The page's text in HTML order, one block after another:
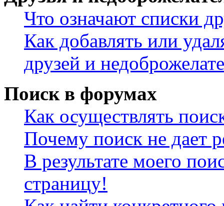
Что означают списки
Как добавлять или
друзей и
Поиск в форумах
Как осуществлять
Почему поиск не дает
В результате моего
страницу!